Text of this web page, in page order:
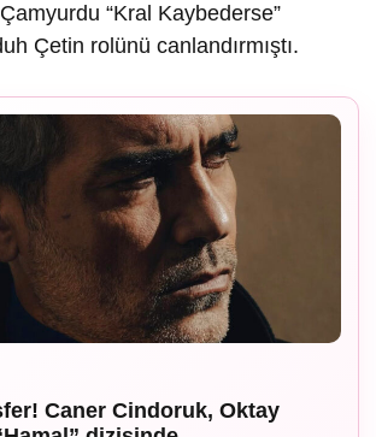
“Kral Kaybederse”
Çetin rolünü canlandırmıştı.
Caner Cindoruk, Oktay